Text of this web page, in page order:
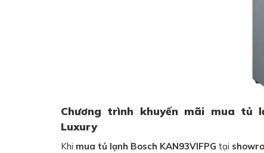
Chương trình khuyến mãi mua tủ
Luxury
Khi mua tủ lạnh Bosch KAN93VIFPG tại